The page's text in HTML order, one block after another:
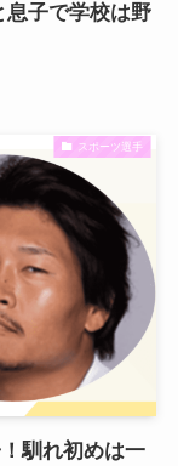
息子で学校は野
スポーツ選手
馴れ初めは一